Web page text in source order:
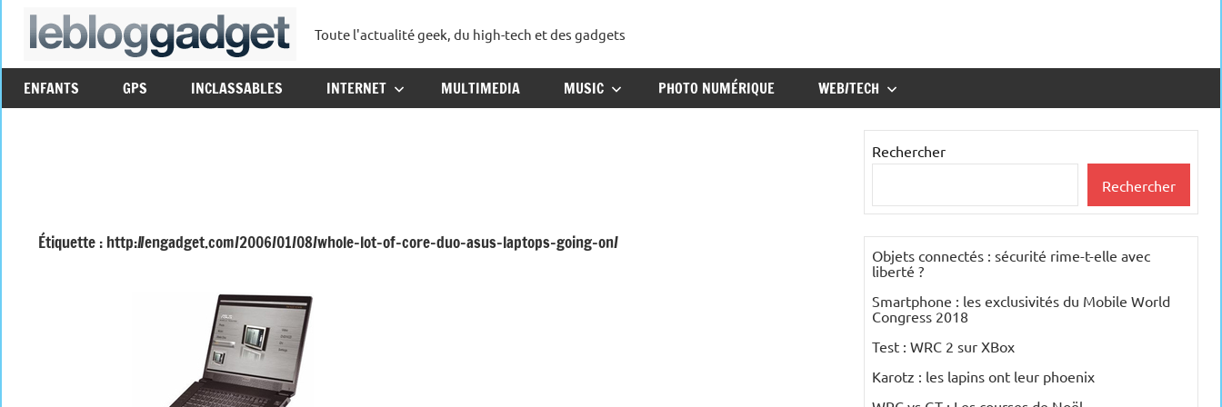
Aller
lebloggadget
Toute l'actualité geek, du high-tech et des gadgets
ENFANTS GPS INCLASSABLES INTERNET MULTIMEDIA MUSIC PHOTO NUMÉRIQUE WEB/TECH
Étiquette : http://engadget.com/2006/01/08/whole-lot-of-core-duo-asus-laptops-going-on/
Rechercher
Rechercher
Objets connectés : sécurité rime-t-elle avec
liberté ?
Smartphone : les exclusivités du Mobile World
Congress 2018
Test : WRC 2 sur XBox
Karotz : les lapins ont leur phoenix